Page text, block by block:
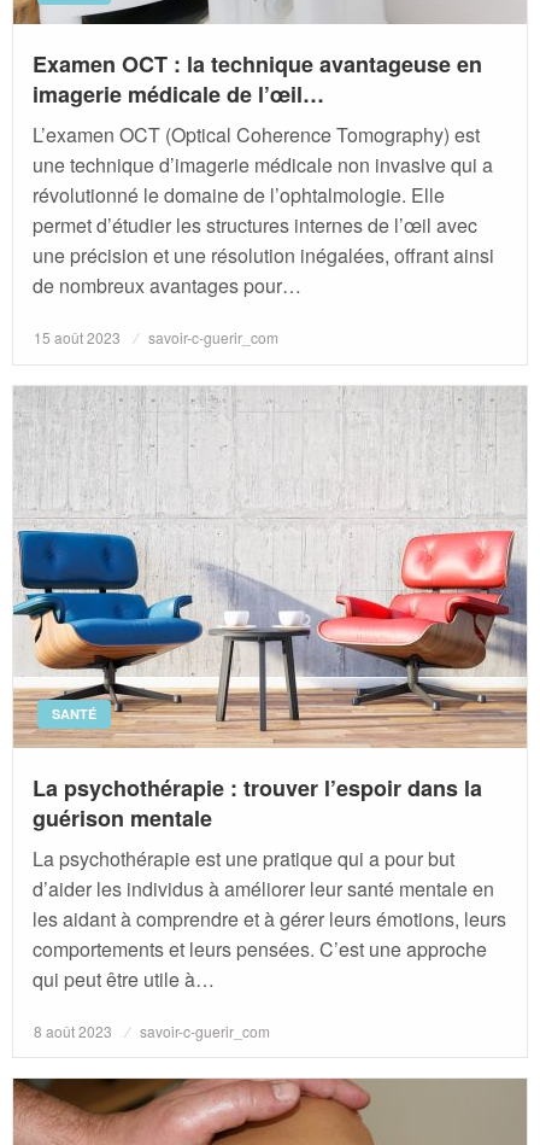
Examen OCT : la technique avantageuse en
imagerie médicale de l’œil…
L’examen OCT (Optical Coherence Tomography) est
une technique d’imagerie médicale non invasive qui a
révolutionné le domaine de l’ophtalmologie. Elle
permet d’étudier les structures internes de l’œil avec
une précision et une résolution inégalées, offrant ainsi
de nombreux avantages pour…
Posted
15 août 2023 savoir-c-guerir_com
SANTÉ
La psychothérapie : trouver l’espoir dans la
guérison mentale
La psychothérapie est une pratique qui a pour but
d’aider les individus à améliorer leur santé mentale en
les aidant à comprendre et à gérer leurs émotions, leurs
comportements et leurs pensées. C’est une approche
qui peut être utile à…
Posted
8 août 2023 savoir-c-guerir_com